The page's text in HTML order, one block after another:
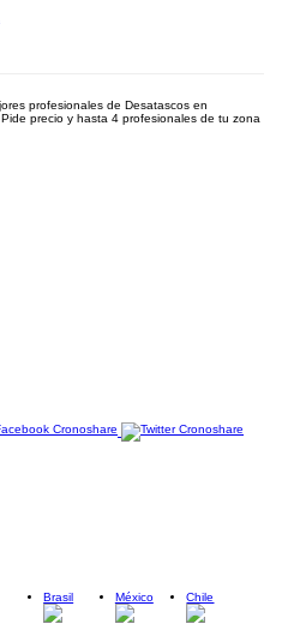
profesionales de Desatascos en
precio y hasta 4 profesionales de tu zona
Brasil México Chile